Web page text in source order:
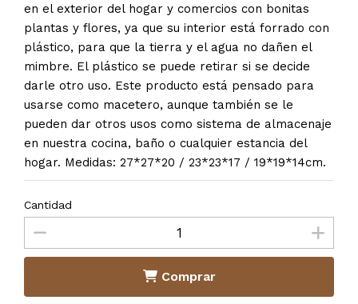
en el exterior del hogar y comercios con bonitas
plantas y flores, ya que su interior está forrado con
plástico, para que la tierra y el agua no dañen el
mimbre. El plástico se puede retirar si se decide
darle otro uso. Este producto está pensado para
usarse como macetero, aunque también se le
pueden dar otros usos como sistema de almacenaje
en nuestra cocina, baño o cualquier estancia del
hogar. Medidas: 27*27*20 / 23*23*17 / 19*19*14cm.
Cantidad
Comprar